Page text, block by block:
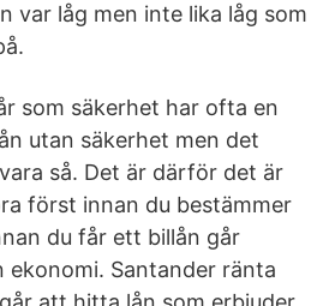
var låg men inte lika låg som
som säkerhet har ofta en
utan säkerhet men det
så. Det är därför det är
först innan du bestämmer
du får ett billån går
ekonomi. Santander ränta